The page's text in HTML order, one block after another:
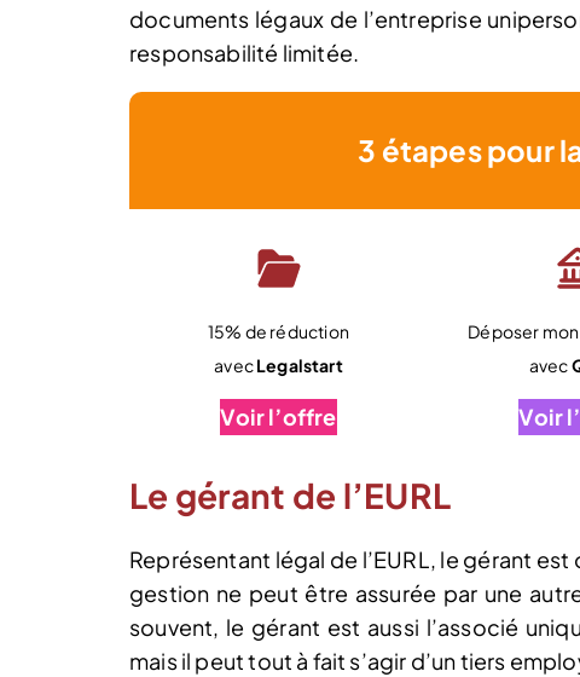
documents légaux de l’entreprise
responsabilité limitée.
3 étapes pour
15% de réduction
avecLegalstart
Voir l’offre
Déposer
avec
Voir
Le gérant de l’EURL
Représentant légal de l’EURL, le gérant
gestion ne peut être assurée par une
souvent, le gérant est aussi l’associé
mais il peut tout à fait s’agir d’un tiers